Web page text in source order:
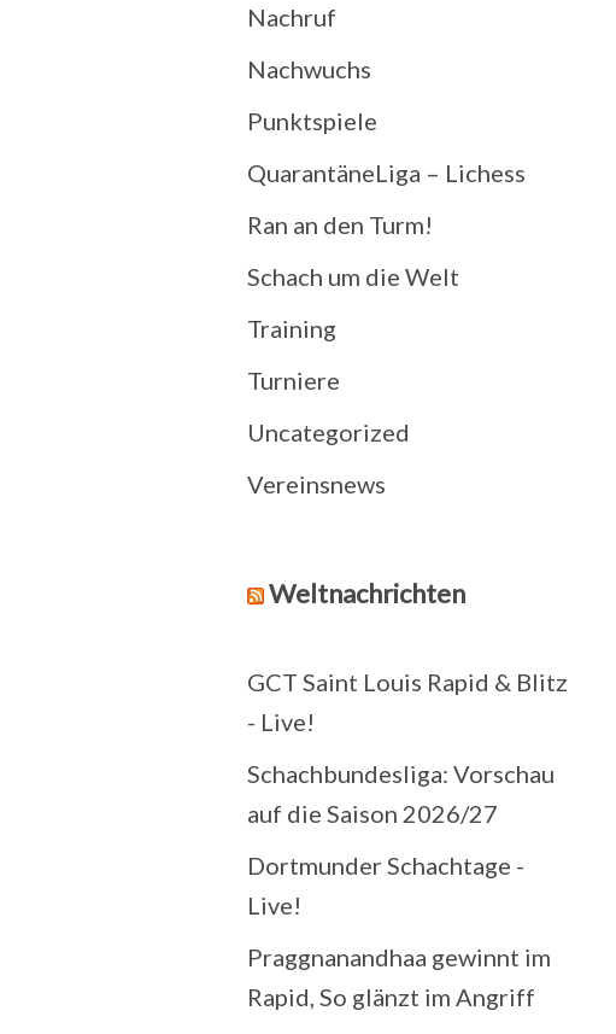
Nachruf
Nachwuchs
Punktspiele
QuarantäneLiga – Lichess
Ran an den Turm!
Schach um die Welt
Training
Turniere
Uncategorized
Vereinsnews
Weltnachrichten
GCT Saint Louis Rapid & Blitz
- Live!
Schachbundesliga: Vorschau
auf die Saison 2026/27
Dortmunder Schachtage -
Live!
Praggnanandhaa gewinnt im
Rapid, So glänzt im Angriff